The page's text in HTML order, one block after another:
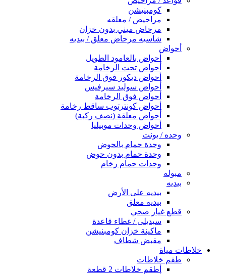
كومبنيشن
مراحيض / معلقه
مرحاض ميني بدون خزان
شاسيه مرحاض معلق / بيديه
أحواض
أحواض بالعامود الطويل
أحواض تحت الرخامة
أحواض ديكور فوق الرخامة
أحواض سوليد سيرفيس
أحواض فوق الرخامة
أحواض كونترتوب ساقط رخامة
أحواض معلقة (نصف ركبة)
أحواض وحدات موبيليا
وحده / يونت
وحدة حمام بالحوض
وحدة حمام بدون حوض
وحدات حمام رخام
مبوله
بيديه
بيديه على الأرض
بيديه معلق
قطع غيار صحي
سيديلى / غطاء قاعدة
ماكينة خزان كومبنيشن
مقبض شطاف
خلاطات مياة
طقم خلاطات
أطقم خلاطات 2 قطعة